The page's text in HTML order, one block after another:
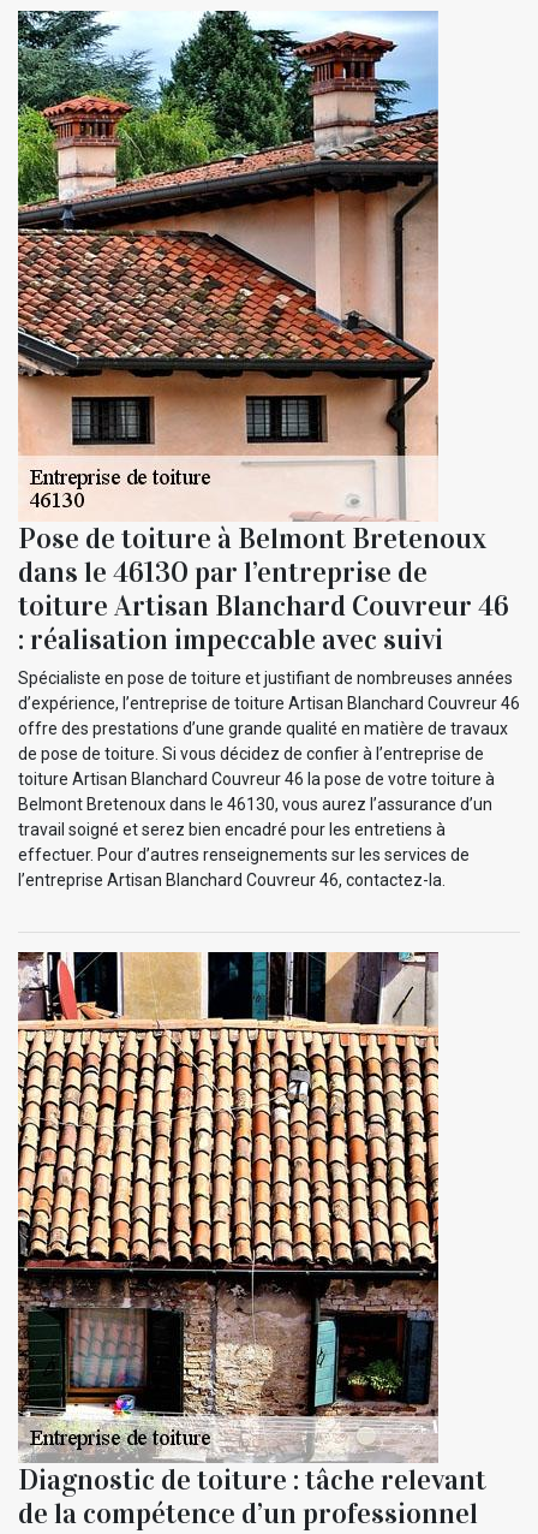
Pose de toiture à Belmont Bretenoux
dans le 46130 par l’entreprise de
toiture Artisan Blanchard Couvreur 46
: réalisation impeccable avec suivi
Spécialiste en pose de toiture et justifiant de nombreuses années
d’expérience, l’entreprise de toiture Artisan Blanchard Couvreur 46
offre des prestations d’une grande qualité en matière de travaux
de pose de toiture. Si vous décidez de confier à l’entreprise de
toiture Artisan Blanchard Couvreur 46 la pose de votre toiture à
Belmont Bretenoux dans le 46130, vous aurez l’assurance d’un
travail soigné et serez bien encadré pour les entretiens à
effectuer. Pour d’autres renseignements sur les services de
l’entreprise Artisan Blanchard Couvreur 46, contactez-la.
Diagnostic de toiture : tâche relevant
de la compétence d’un professionnel